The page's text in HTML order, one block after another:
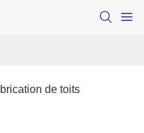
de toits